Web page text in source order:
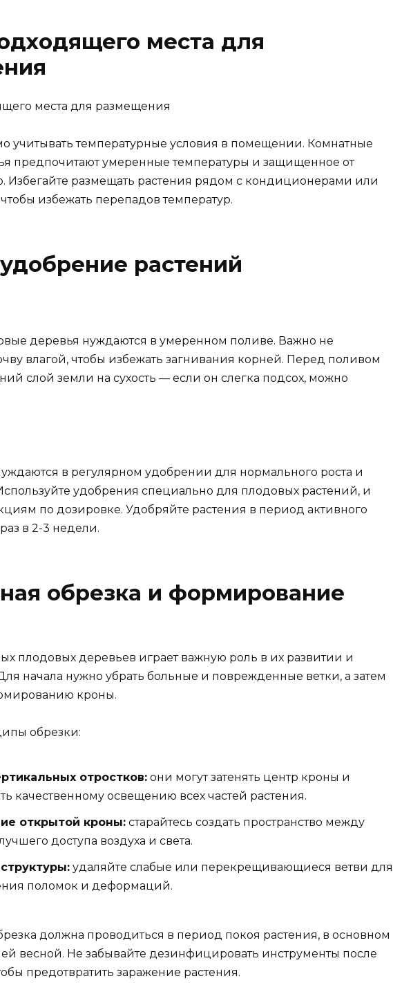
места для
учитывать температурные условия в помещении. Комнатные
предпочитают умеренные температуры и защищенное от
Избегайте размещать растения рядом с кондиционерами или
избежать перепадов температур.
растений
деревья нуждаются в умеренном поливе. Важно не
влагой, чтобы избежать загнивания корней. Перед поливом
слой земли на сухость — если он слегка подсох, можно
в регулярном удобрении для нормального роста и
удобрения специально для плодовых растений, и
по дозировке. Удобряйте растения в период активного
в 2-3 недели.
обрезка и формирование
плодовых деревьев играет важную роль в их развитии и
начала нужно убрать больные и поврежденные ветки, а затем
кроны.
обрезки:
отростков: они могут затенять центр кроны и
качественному освещению всех частей растения.
открытой кроны: старайтесь создать пространство между
доступа воздуха и света.
удаляйте слабые или перекрещивающиеся ветви для
поломок и деформаций.
должна проводиться в период покоя растения, в основном
весной. Не забывайте дезинфицировать инструменты после
предотвратить заражение растения.